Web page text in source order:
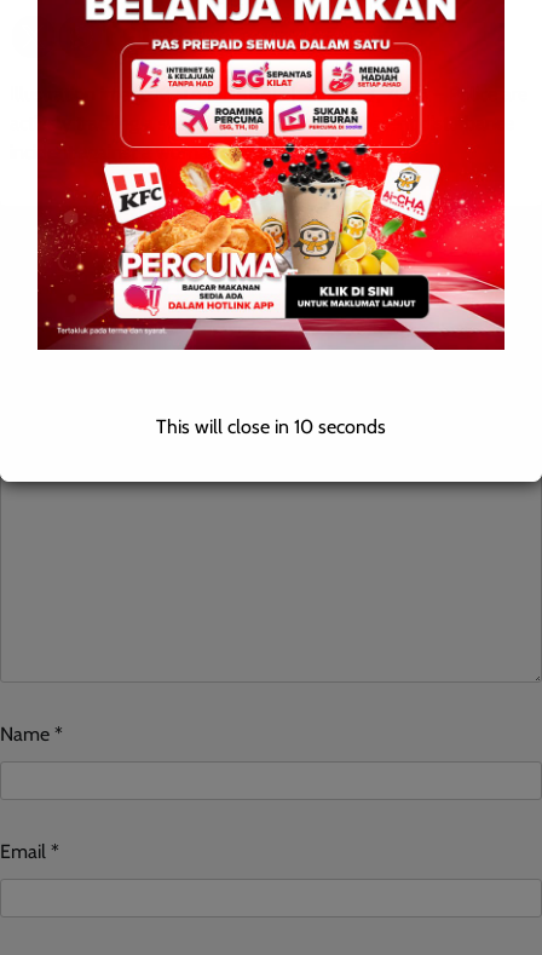
Illustration image KOTA KINABALU: August 3, 2026 – Police are
actively tracking a suspect involved in an indecent disturbance
incident against a woman at the […]
Leave a Reply
Your email address will not be published. Required fields are
Name *
Email *
This will close in9seconds